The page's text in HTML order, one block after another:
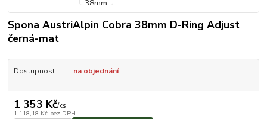
Spona AustriAlpin Cobra 38mm D-Ring Adjust
černá-mat
Dostupnost na objednání
1 353 Kč/ks
1 118,18 Kč bez DPH